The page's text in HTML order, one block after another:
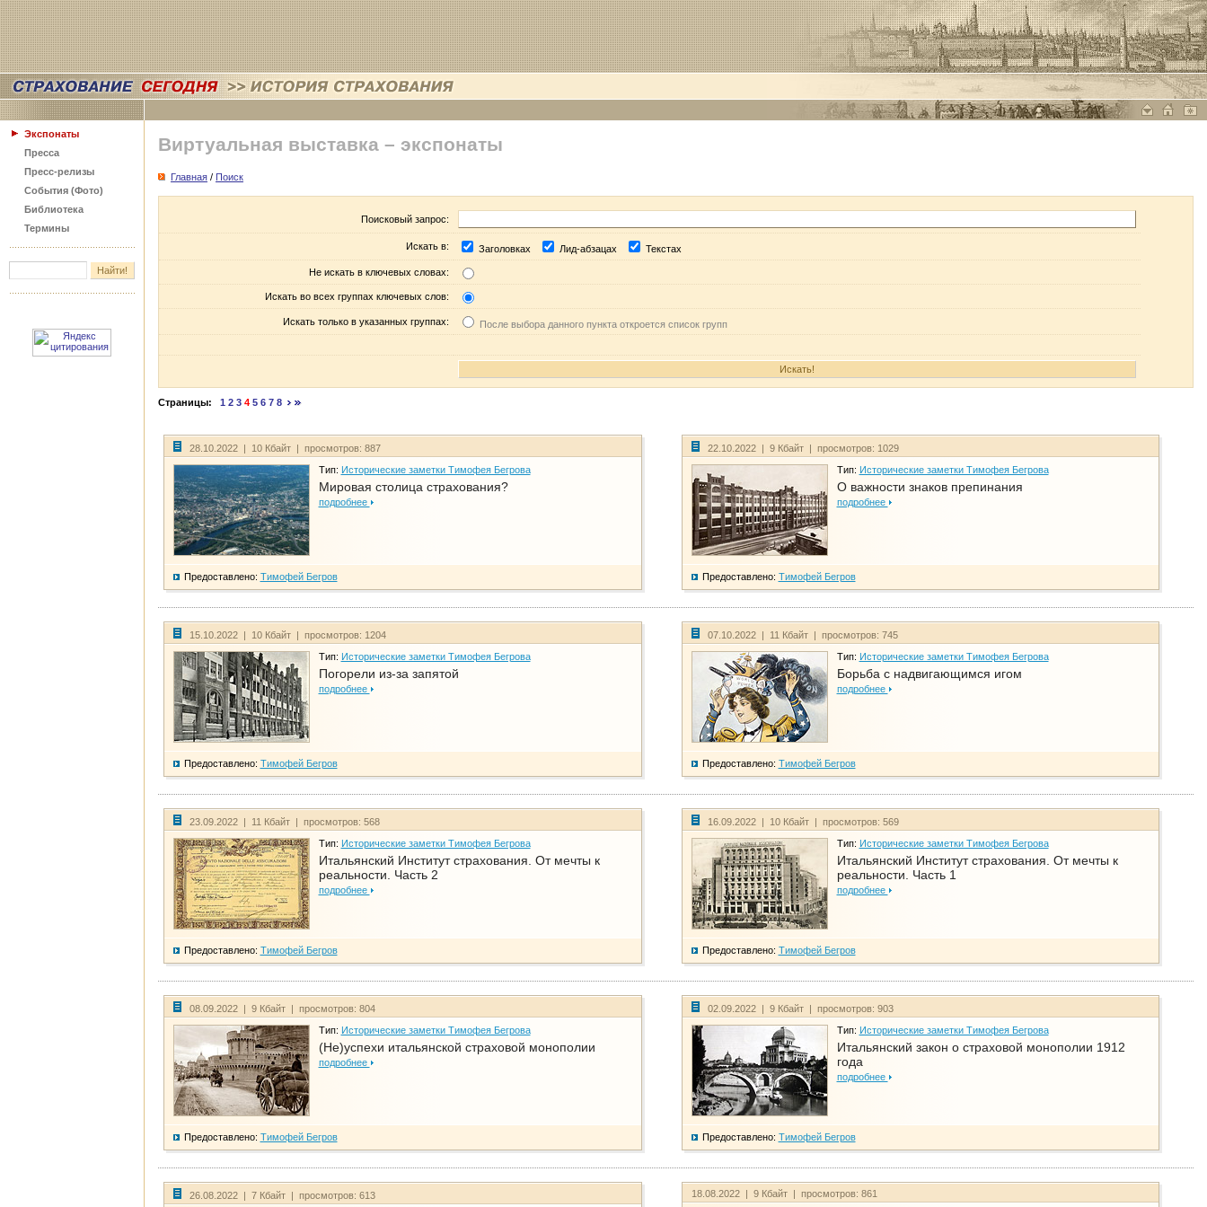
Экспонаты
Пресса
Пресс-релизы
События (Фото)
Библиотека
Термины
Виртуальная выставка – экспонаты
Главная / Поиск
Поисковый запрос:
Искать в: Заголовках Лид-абзацах Текстах
Не искать в ключевых словах:
Искать во всех группах ключевых слов:
Искать только в указанных группах: После выбора данного пункта откроется список групп
Страницы: 1 2 3 4 5 6 7 8
28.10.2022 | 10 Кбайт | просмотров: 887
Тип: Исторические заметки Тимофея Бегрова
Мировая столица страхования?
подробнее
Предоставлено: Тимофей Бегров
22.10.2022 | 9 Кбайт | просмотров: 1029
Тип: Исторические заметки Тимофея Бегрова
О важности знаков препинания
подробнее
Предоставлено: Тимофей Бегров
15.10.2022 | 10 Кбайт | просмотров: 1204
Тип: Исторические заметки Тимофея Бегрова
Погорели из-за запятой
подробнее
Предоставлено: Тимофей Бегров
07.10.2022 | 11 Кбайт | просмотров: 745
Тип: Исторические заметки Тимофея Бегрова
Борьба с надвигающимся игом
подробнее
Предоставлено: Тимофей Бегров
23.09.2022 | 11 Кбайт | просмотров: 568
Тип: Исторические заметки Тимофея Бегрова
Итальянский Институт страхования. От мечты к
реальности. Часть 2
подробнее
Предоставлено: Тимофей Бегров
16.09.2022 | 10 Кбайт | просмотров: 569
Тип: Исторические заметки Тимофея Бегрова
Итальянский Институт страхования. От мечты к
реальности. Часть 1
подробнее
Предоставлено: Тимофей Бегров
08.09.2022 | 9 Кбайт | просмотров: 804
Тип: Исторические заметки Тимофея Бегрова
(Не)успехи итальянской страховой монополии
подробнее
Предоставлено: Тимофей Бегров
02.09.2022 | 9 Кбайт | просмотров: 903
Тип: Исторические заметки Тимофея Бегрова
Итальянский закон о страховой монополии 1912
года
подробнее
Предоставлено: Тимофей Бегров
26.08.2022 | 7 Кбайт | просмотров: 613 18.08.2022 | 9 Кбайт | просмотров: 861